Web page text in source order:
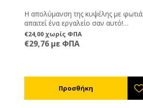
Η απολύμανση της κυψέλης με φωτιά
απαιτεί ένα εργαλείο σαν αυτό!
Επαγγελματική συσκευή καύσης. Με
ρυθμιστή παροχής αερίου.
€24,00 χωρίς ΦΠΑ
€29,76 με ΦΠΑ